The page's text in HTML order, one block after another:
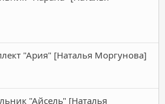
"Ария" [Наталья Моргунова]
"Айсель" [Наталья